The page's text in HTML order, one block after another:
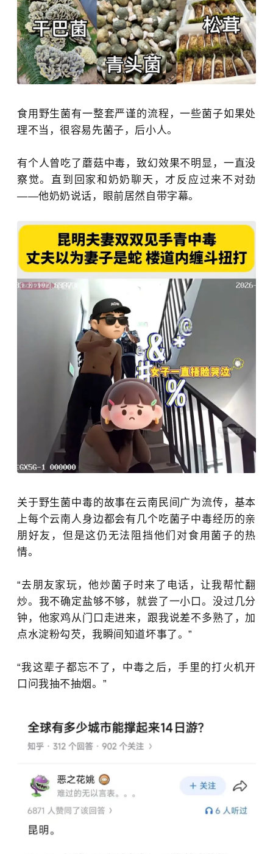
食用野生菌有一整套严谨的流程，一些菌子如果处
理不当，很容易先菌子，后小人。
有个人曾吃了蘑菇中毒，致幻效果不明显，一直没
察觉。直到回家和奶奶聊天，才反应过来不对劲
——他奶奶说话，眼前居然自带字幕。
关于野生菌中毒的故事在云南民间广为流传，基本
上每个云南人身边都会有几个吃菌子中毒经历的亲
朋好友，但是这仍无法阻挡他们对食用菌子的热
情。
“去朋友家玩，他炒菌子时来了电话，让我帮忙翻
炒。我不确定盐够不够，就尝了一小口。没过几分
钟，他家鸡从门口走进来，跟我说差不多熟了，加
点水淀粉勾芡，我瞬间知道坏事了。”
“我这辈子都忘不了，中毒之后，手里的打火机开
口问我抽不抽烟。”